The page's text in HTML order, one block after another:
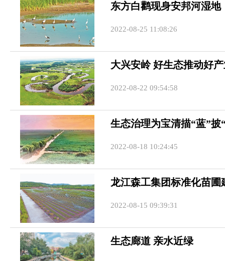
东方白鹳现身安邦河湿地
2022-08-25 11:08:26
大兴安岭 好生态推动好
2022-08-22 09:54:58
生态治理为宝清描“蓝”披
2022-08-18 10:24:45
龙江森工集团标准化苗圃
2022-08-15 09:39:31
生态廊道 亲水近绿